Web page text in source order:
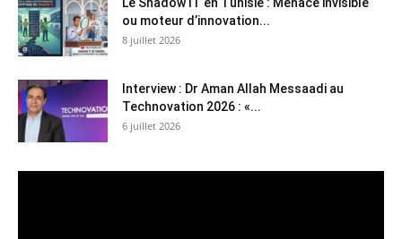
ou moteur d’innovation...
8 juillet 2026
Interview : Dr Aman Allah Messaadi au
Technovation 2026 : «...
6 juillet 2026